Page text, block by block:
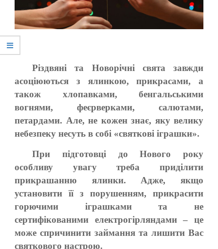
Різдвяні та Новорічні свята завжди
асоціюються з ялинкою, прикрасами, а
також хлопавками, бенгальськими
вогнями, феєрверками, салютами,
петардами. Але, не кожен знає, яку велику
небезпеку несуть в собі «святкові іграшки».
При підготовці до Нового року
особливу увагу треба приділити
прикрашанню ялинки. Адже, якщо
установити її з порушенням, прикрасити
горючими іграшками та не
сертифікованими електрогірляндами – це
може спричинити займання та лишити Вас
святкового настрою.